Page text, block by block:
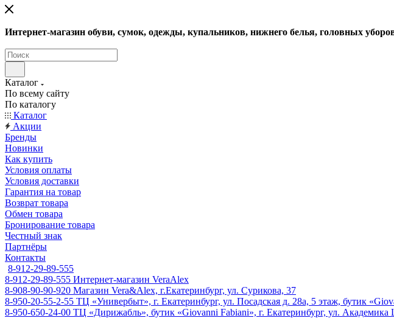
Интернет-магазин обуви, сумок, одежды, купальников, нижнего белья, головных
Каталог
По всему сайту
По каталогу
Каталог
Акции
Бренды
Новинки
Как купить
Условия оплаты
Условия доставки
Гарантия на товар
Возврат товара
Обмен товара
Бронирование товара
Честный знак
Партнёры
Контакты
8-912-29-89-555
8-912-29-89-555 Интернет-магазин VeraAlex
8-908-90-90-920 Магазин Vera&Alex, г.Екатеринбург, ул. Сурикова, 37
8-950-20-55-2-55 ТЦ «Универбыт», г. Екатеринбург, ул. Посадская д. 28а, 5 этаж, бутик
8-950-650-24-00 ТЦ «Дирижабль», бутик «Giovanni Fabiani», г. Екатеринбург, ул.